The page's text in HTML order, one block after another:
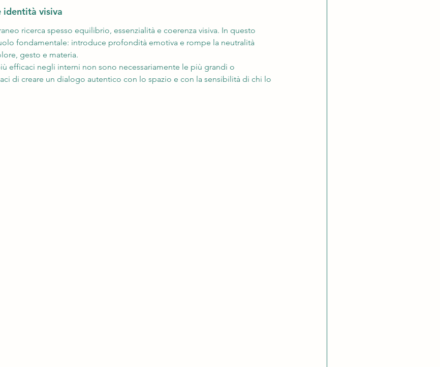
identità visiva
ricerca spesso equilibrio, essenzialità e coerenza visiva. In questo
fondamentale: introduce profondità emotiva e rompe la neutralità
gesto e materia.
efficaci negli interni non sono necessariamente le più grandi o
di creare un dialogo autentico con lo spazio e con la sensibilità di chi lo